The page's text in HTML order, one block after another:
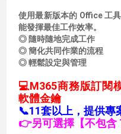
使用最新版本的 Office 工
能發揮最佳工作效率。
◎ 隨時隨地完成工作
◎ 簡化共同作業的流程
◎ 輕鬆設定與管理
💻M365商務版訂閱
軟體金鑰
📞11套以上，提供專
👉另可選擇【不包含